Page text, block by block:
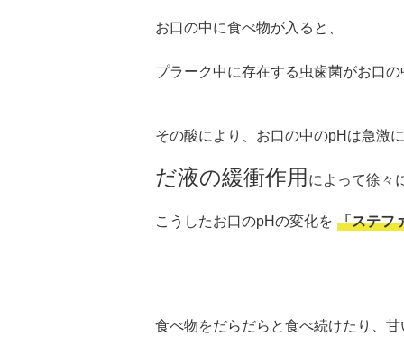
お口の中に食べ物が入ると、
プラーク中に存在する虫歯菌がお口
その酸により、お口の中のpHは急激
だ液の緩衝作用によって徐々
こうしたお口のpHの変化を 「ステフ
食べ物をだらだらと食べ続けたり、 甘